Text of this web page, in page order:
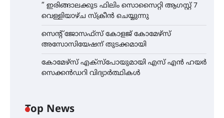
” ഇരിങ്ങാലക്കുട ഫിലിം സൊസൈറ്റി ആഗസ്റ്റ് 7
വെള്ളിയാഴ്ച സ്‌ക്രീൻ ചെയ്യുന്നു
സെന്റ് ജോസഫ്സ് കോളജ് കോമേഴ്‌സ്
അസോസിയേഷന് തുടക്കമായി
കോമേഴ്സ് എക്സ്പോയുമായി എസ് എൻ ഹയർ
സെക്കൻഡറി വിദ്യാർത്ഥികൾ
Top News